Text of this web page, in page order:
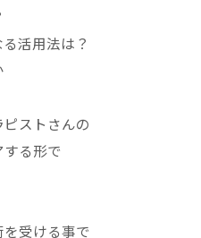
活用法は？
ストさんの
る形で
受ける事で